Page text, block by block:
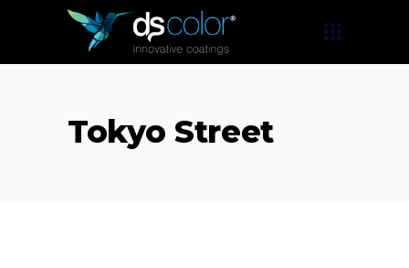
Tokyo Street